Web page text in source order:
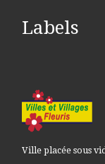
Labels
Ville placée sous